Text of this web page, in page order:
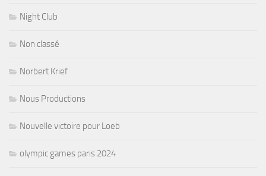
Night Club
Non classé
Norbert Krief
Nous Productions
Nouvelle victoire pour Loeb
olympic games paris 2024